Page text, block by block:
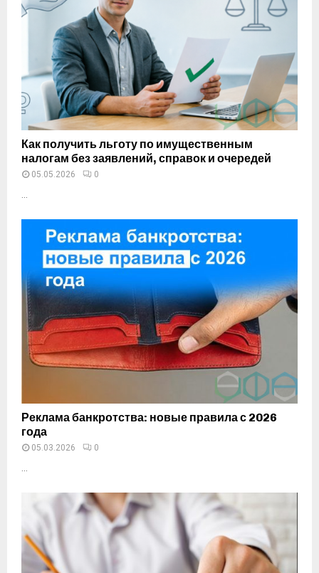
Как получить льготу по имущественным
налогам без заявлений, справок и очередей
05.05.2026 0
Реклама банкротства: новые правила с 2026
года
05.03.2026 0